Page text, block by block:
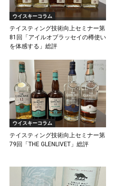
ウイスキーコラム
テイスティング技術向上セミナー第
81回「アイルオブラッセイの樽使い
を体感する」総評
ウイスキーコラム
テイスティング技術向上セミナー第
79回「THE GLENLIVET」総評